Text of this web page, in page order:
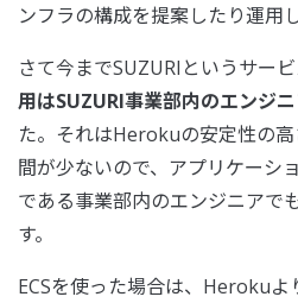
ンフラの構成を提案したり運用
さて今までSUZURIというサー
用はSUZURI事業部内のエンジ
た。それはHerokuの安定性の
間が少ないので、アプリケーシ
である事業部内のエンジニアで
す。
ECSを使った場合は、Heroku